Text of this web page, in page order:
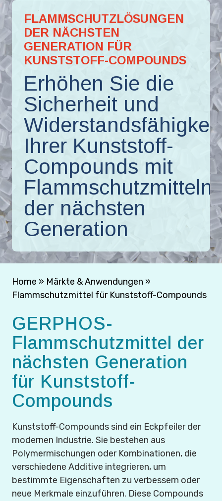
FLAMMSCHUTZLÖSUNGEN
DER NÄCHSTEN
GENERATION FÜR
KUNSTSTOFF-COMPOUNDS
Erhöhen Sie die
Sicherheit und
Widerstandsfähigkeit
Ihrer Kunststoff-
Compounds mit
Flammschutzmitteln
der nächsten
Generation
Home » Märkte & Anwendungen »
Flammschutzmittel für Kunststoff-Compounds
GERPHOS-
Flammschutzmittel der
nächsten Generation
für Kunststoff-
Compounds
Kunststoff-Compounds sind ein Eckpfeiler der
modernen Industrie. Sie bestehen aus
Polymermischungen oder Kombinationen, die
verschiedene Additive integrieren, um
bestimmte Eigenschaften zu verbessern oder
neue Merkmale einzuführen. Diese Compounds